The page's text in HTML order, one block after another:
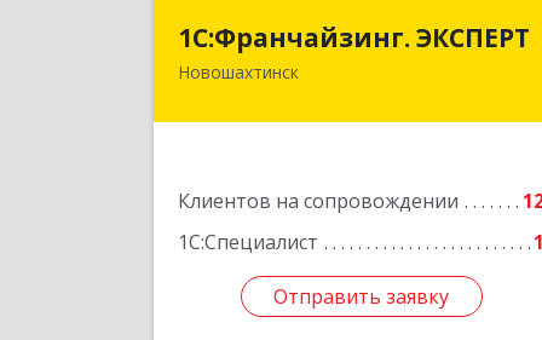
1С:Франчайзинг. ЭКСПЕРТ
Новошахтинск
Клиентов на сопровождении
1С:Специалист
1
Отправить заявку
1С:Франчайзинг. ЭКСПЕРТ
Отправить заявку